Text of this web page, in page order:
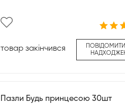
товар закінчився
Пазли Будь принцесою 30шт